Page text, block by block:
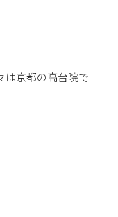
は京都の高台院で